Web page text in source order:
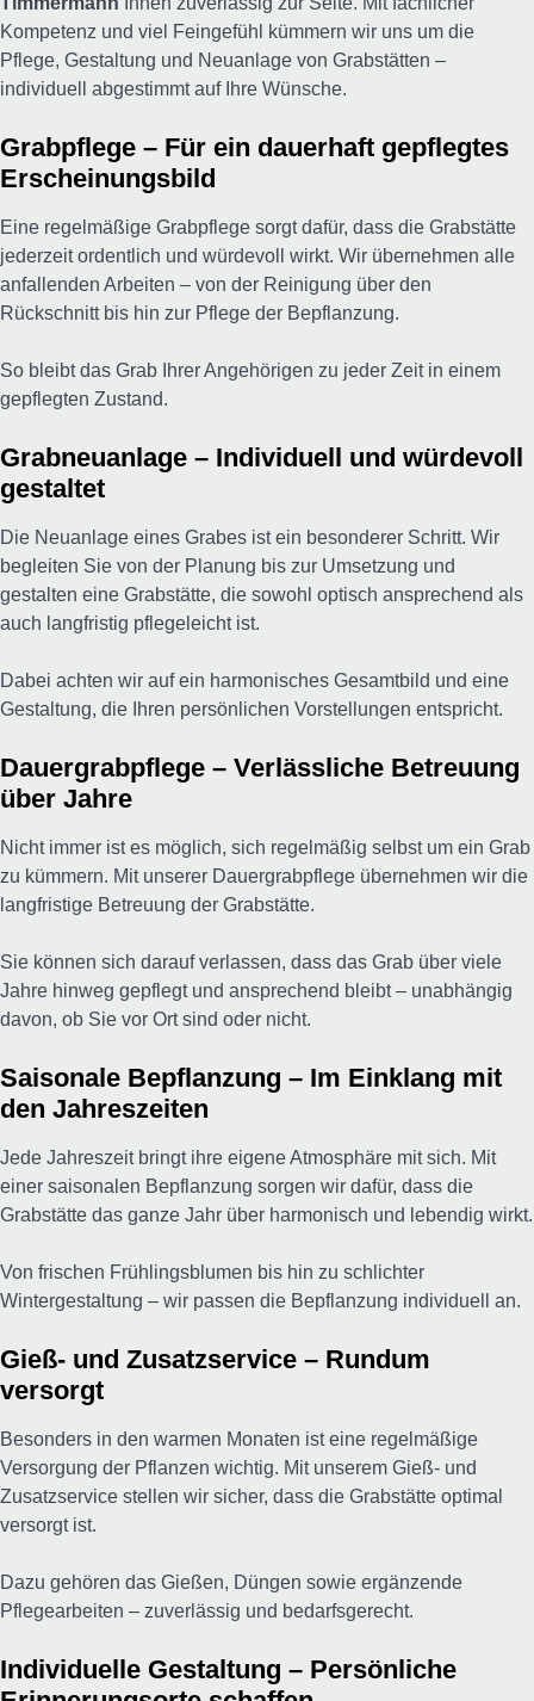
Kompetenz und viel Feingefühl kümmern wir uns um die
Pflege, Gestaltung und Neuanlage von Grabstätten –
individuell abgestimmt auf Ihre Wünsche.
Grabpflege – Für ein dauerhaft gepflegtes
Erscheinungsbild
Eine regelmäßige Grabpflege sorgt dafür, dass die Grabstätte
jederzeit ordentlich und würdevoll wirkt. Wir übernehmen alle
anfallenden Arbeiten – von der Reinigung über den
Rückschnitt bis hin zur Pflege der Bepflanzung.
So bleibt das Grab Ihrer Angehörigen zu jeder Zeit in einem
gepflegten Zustand.
Grabneuanlage – Individuell und würdevoll
gestaltet
Die Neuanlage eines Grabes ist ein besonderer Schritt. Wir
begleiten Sie von der Planung bis zur Umsetzung und
gestalten eine Grabstätte, die sowohl optisch ansprechend als
auch langfristig pflegeleicht ist.
Dabei achten wir auf ein harmonisches Gesamtbild und eine
Gestaltung, die Ihren persönlichen Vorstellungen entspricht.
Dauergrabpflege – Verlässliche Betreuung
über Jahre
Nicht immer ist es möglich, sich regelmäßig selbst um ein Grab
zu kümmern. Mit unserer Dauergrabpflege übernehmen wir die
langfristige Betreuung der Grabstätte.
Sie können sich darauf verlassen, dass das Grab über viele
Jahre hinweg gepflegt und ansprechend bleibt – unabhängig
davon, ob Sie vor Ort sind oder nicht.
Saisonale Bepflanzung – Im Einklang mit
den Jahreszeiten
Jede Jahreszeit bringt ihre eigene Atmosphäre mit sich. Mit
einer saisonalen Bepflanzung sorgen wir dafür, dass die
Grabstätte das ganze Jahr über harmonisch und lebendig wirkt.
Von frischen Frühlingsblumen bis hin zu schlichter
Wintergestaltung – wir passen die Bepflanzung individuell an.
Gieß- und Zusatzservice – Rundum
versorgt
Besonders in den warmen Monaten ist eine regelmäßige
Versorgung der Pflanzen wichtig. Mit unserem Gieß- und
Zusatzservice stellen wir sicher, dass die Grabstätte optimal
versorgt ist.
Dazu gehören das Gießen, Düngen sowie ergänzende
Pflegearbeiten – zuverlässig und bedarfsgerecht.
Individuelle Gestaltung – Persönliche